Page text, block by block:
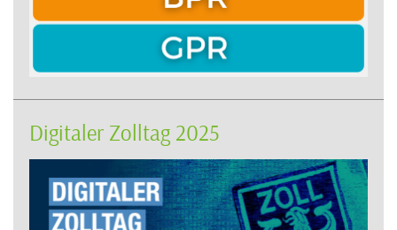
Digitaler Zolltag 2025